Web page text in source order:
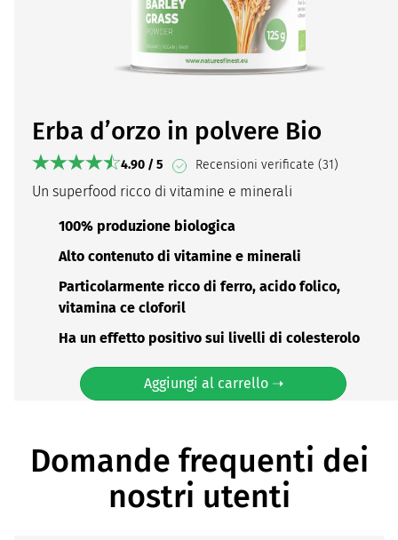
Erba d’orzo in polvere Bio
4.90 / 5 Recensioni verificate (31)
Un superfood ricco di vitamine e minerali
100% produzione biologica
Alto contenuto di vitamine e minerali
Particolarmente ricco di ferro, acido folico,
vitamina ce cloforil
Ha un effetto positivo sui livelli di colesterolo
Aggiungi al carrello ➝
Domande frequenti dei
nostri utenti